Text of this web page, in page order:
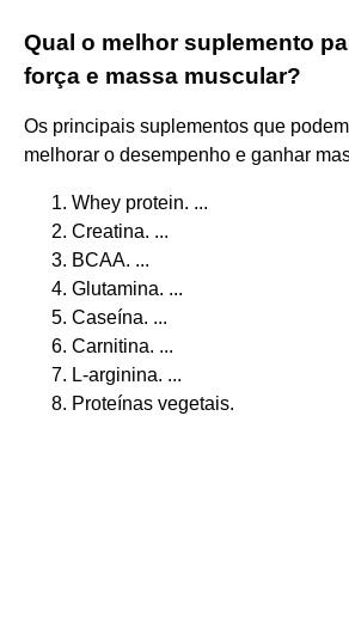
Qual o melhor suplemento
força e massa muscular?
Os principais suplementos que
melhorar o desempenho e ganhar
Whey protein. ...
Creatina. ...
BCAA. ...
Glutamina. ...
Caseína. ...
Carnitina. ...
L-arginina. ...
Proteínas vegetais.